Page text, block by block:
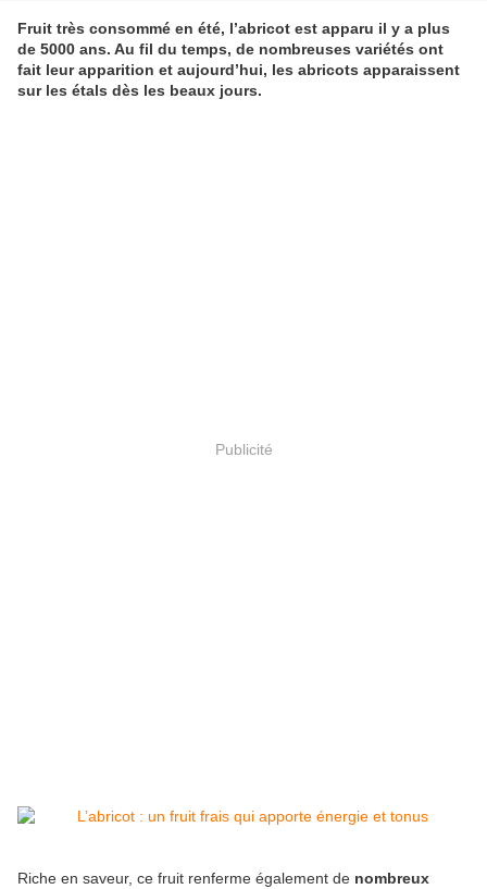
Fruit très consommé en été, l’abricot est apparu il y a plus
de 5000 ans. Au fil du temps, de nombreuses variétés ont
fait leur apparition et aujourd’hui, les abricots apparaissent
sur les étals dès les beaux jours.
Publicité
Riche en saveur, ce fruit renferme également de nombreux